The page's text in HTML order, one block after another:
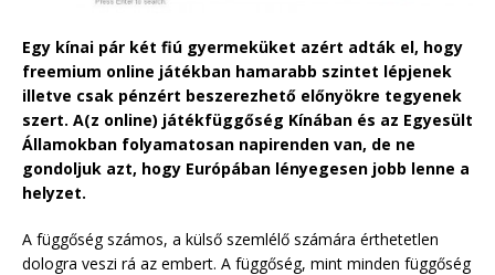
Egy kínai pár két fiú gyermeküket azért adták el, hogy
freemium online játékban hamarabb szintet lépjenek
illetve csak pénzért beszerezhető előnyökre tegyenek
szert. A(z online) játékfüggőség Kínában és az Egyesült
Államokban folyamatosan napirenden van, de ne
gondoljuk azt, hogy Európában lényegesen jobb lenne a
helyzet.
A függőség számos, a külső szemlélő számára érthetetlen
dologra veszi rá az embert. A függőség, mint minden függőség